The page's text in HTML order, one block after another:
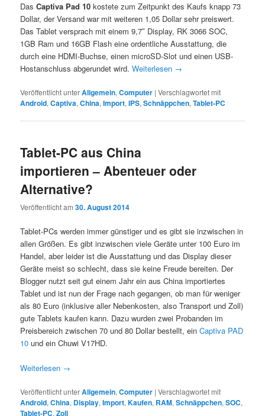
DasCaptiva Pad 10 kostete zum Zeitpunkt des Kaufs knapp 73
Dollar, der Versand war mit weiteren 1,05 Dollar sehr preiswert.
Das Tablet versprach mit einem 9,7″ Display, RK 3066 SOC,
1GB Ram und 16GB Flash eine ordentliche Ausstattung, die
durch eine HDMI-Buchse, einen microSD-Slot und einen USB-
Hostanschluss abgerundet wird.Weiterlesen →
Veröffentlicht unterAllgemein,Computer |Verschlagwortet mit
Android,Captiva,China,Import,IPS,Schnäppchen,Tablet-PC
Tablet-PC aus China
importieren – Abenteuer oder
Alternative?
Veröffentlicht am30. August 2014
Tablet-PCs werden immer günstiger und es gibt sie inzwischen in
allen Größen. Es gibt inzwischen viele Geräte unter 100 Euro im
Handel, aber leider ist die Ausstattung und das Display dieser
Geräte meist so schlecht, dass sie keine Freude bereiten. Der
Blogger nutzt seit gut einem Jahr ein aus China importiertes
Tablet und ist nun der Frage nach gegangen, ob man für weniger
als 80 Euro (inklusive aller Nebenkosten, also Transport und Zoll)
gute Tablets kaufen kann. Dazu wurden zwei Probanden im
Preisbereich zwischen 70 und 80 Dollar bestellt, einCaptiva PAD
10 und ein Chuwi V17HD.
Weiterlesen →
Veröffentlicht unterAllgemein,Computer |Verschlagwortet mit
Android,China, Display,Import,Kaufen, RAM,Schnäppchen,SOC,
Tablet-PC,Zoll